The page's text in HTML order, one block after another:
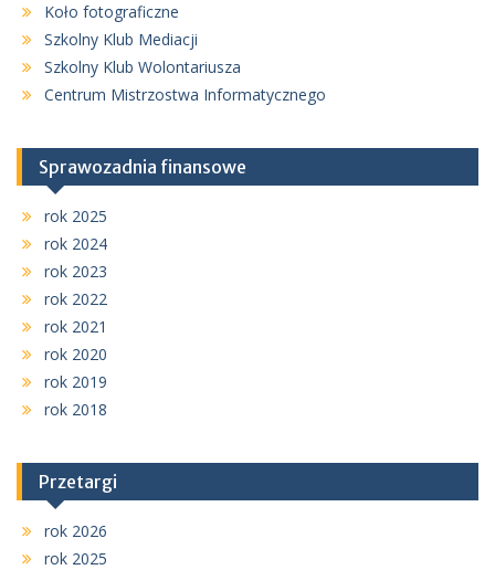
Koło fotograficzne
Szkolny Klub Mediacji
Szkolny Klub Wolontariusza
Centrum Mistrzostwa Informatycznego
Sprawozadnia finansowe
rok 2025
rok 2024
rok 2023
rok 2022
rok 2021
rok 2020
rok 2019
rok 2018
Przetargi
rok 2026
rok 2025